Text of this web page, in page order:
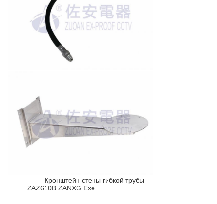
Кронштейн стены гибкой трубы
ZAZ610B ZANXG Exe